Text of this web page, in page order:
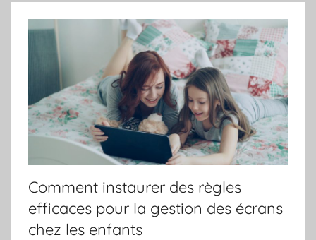
Comment instaurer des règles
efficaces pour la gestion des écrans
chez les enfants